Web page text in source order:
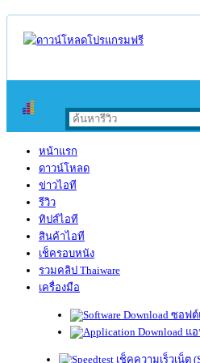
หน้าแรก
ดาวน์โหลด
ข่าวไอที
รีวิว
ทิปส์ไอที
สินค้าไอที
เช็ครอบหนัง
รวมคลิป Thaiware
เครื่องมือ
ซอฟต์
แ
เช็คความเร็วเน็ต